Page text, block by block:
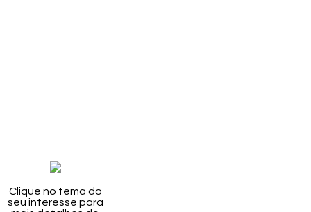
Clique no tema do
seu interesse para